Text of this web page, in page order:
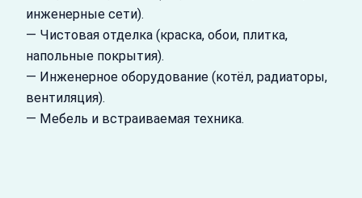
инженерные сети).
— Чистовая отделка (краска, обои, плитка,
напольные покрытия).
— Инженерное оборудование (котёл, радиаторы,
вентиляция).
— Мебель и встраиваемая техника.